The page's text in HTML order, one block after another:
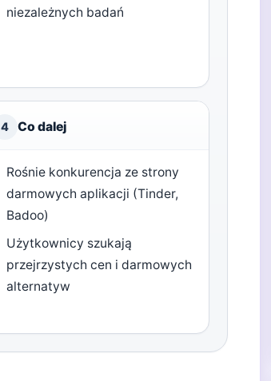
niezależnych badań
4 Co dalej
Rośnie konkurencja ze strony
darmowych aplikacji (Tinder,
Badoo)
Użytkownicy szukają
przejrzystych cen i darmowych
alternatyw